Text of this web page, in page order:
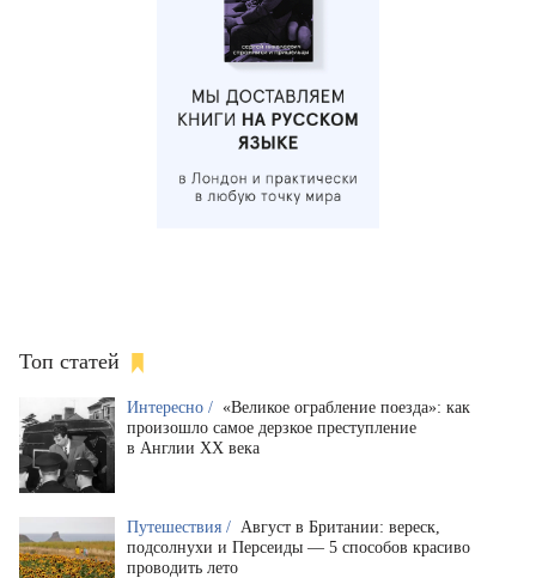
Топ статей
Интересно / «Великое ограбление поезда»: как
произошло самое дерзкое преступление
в Англии XX века
Путешествия / Август в Британии: вереск,
подсолнухи и Персеиды — 5 способов красиво
проводить лето